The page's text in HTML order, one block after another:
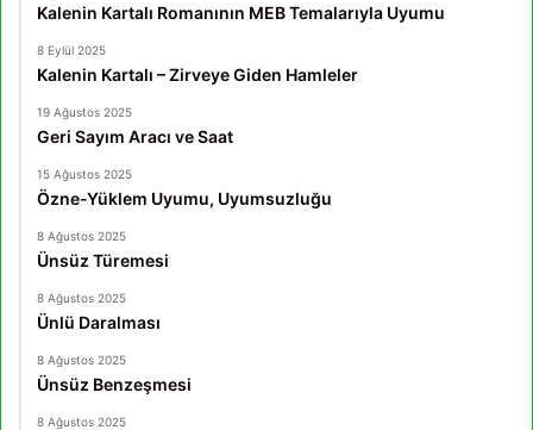
Kalenin Kartalı Romanının MEB Temalarıyla Uyumu
8 Eylül 2025
Kalenin Kartalı – Zirveye Giden Hamleler
19 Ağustos 2025
Geri Sayım Aracı ve Saat
15 Ağustos 2025
Özne-Yüklem Uyumu, Uyumsuzluğu
8 Ağustos 2025
Ünsüz Türemesi
8 Ağustos 2025
Ünlü Daralması
8 Ağustos 2025
Ünsüz Benzeşmesi
8 Ağustos 2025